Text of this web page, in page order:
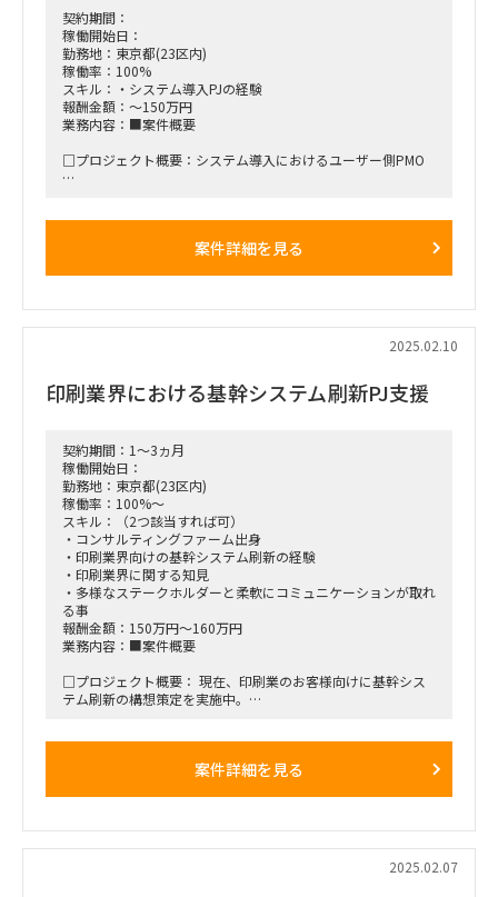
※リモート応相談だが、原則、オンサイトでお願いします。
■備考
■PC貸与
契約期間：
稼働開始日：
勤務地：東京都(23区内)
稼働率：100%
スキル：・システム導入PJの経験
報酬金額：～150万円
業務内容：■案件概要
□プロジェクト概要：システム導入におけるユーザー側PMO
□期待される役割と動き：情シス部門/ベンダー側のフォロー
案件詳細を見る
2025.02.10
印刷業界における基幹システム刷新PJ支援
契約期間：1～3ヵ月
稼働開始日：
勤務地：東京都(23区内)
稼働率：100%～
スキル：（2つ該当すれば可）
・コンサルティングファーム出身
・印刷業界向けの基幹システム刷新の経験
・印刷業界に関する知見
・多様なステークホルダーと柔軟にコミュニケーションが取れ
る事
報酬金額：150万円～160万円
業務内容：■案件概要
□プロジェクト概要： 現在、印刷業のお客様向けに基幹シス
テム刷新の構想策定を実施中。
■稼働率：100% ＊相談可能案件詳細を見る
2025.02.07